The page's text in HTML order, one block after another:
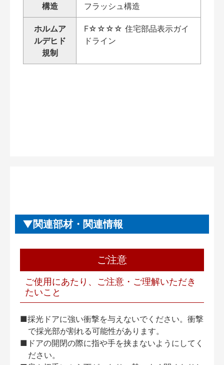
構造 フラッシュ構造
ホルムア
ルデヒド
規制
F☆☆☆☆ 住宅部品表示ガイ
ドライン
関連部材・関連情報
ご注意
ご使用にあたり、ご注意・ご理解いただき
たいこと
■採光ドアに強い衝撃を与えないでください。衝撃
で採光部が割れる可能性があります。
■ドアの開閉の際に指や手を挟まないようにしてく
ださい。